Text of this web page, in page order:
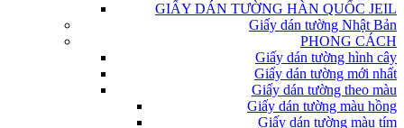
GIẤY DÁN TƯỜNG HÀN QUỐC JEIL
Giấy dán tường Nhật Bản
PHONG CÁCH
Giấy dán tường hình cây
Giấy dán tường mới nhất
Giấy dán tường theo màu
Giấy dán tường màu hồng
Giấy dán tường màu tím